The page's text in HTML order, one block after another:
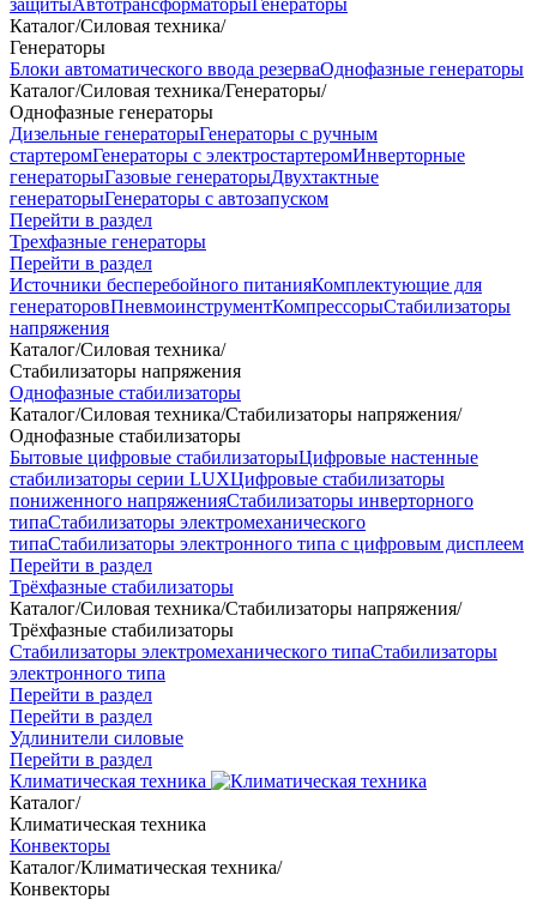
защитыАвтотрансформаторыГенераторы
Каталог/Силовая техника/
Генераторы
Блоки автоматического ввода резерваОднофазные генераторы
Каталог/Силовая техника/Генераторы/
Однофазные генераторы
Дизельные генераторыГенераторы с ручным
стартеромГенераторы с электростартеромИнверторные
генераторыГазовые генераторыДвухтактные
генераторыГенераторы с автозапуском
Перейти в раздел
Трехфазные генераторы
Перейти в раздел
Источники бесперебойного питанияКомплектующие для
генераторовПневмоинструментКомпрессорыСтабилизаторы
напряжения
Каталог/Силовая техника/
Стабилизаторы напряжения
Однофазные стабилизаторы
Каталог/Силовая техника/Стабилизаторы напряжения/
Однофазные стабилизаторы
Бытовые цифровые стабилизаторыЦифровые настенные
стабилизаторы серии LUXЦифровые стабилизаторы
пониженного напряженияСтабилизаторы инверторного
типаСтабилизаторы электромеханического
типаСтабилизаторы электронного типа с цифровым дисплеем
Перейти в раздел
Трёхфазные стабилизаторы
Каталог/Силовая техника/Стабилизаторы напряжения/
Трёхфазные стабилизаторы
Стабилизаторы электромеханического типаСтабилизаторы
электронного типа
Перейти в раздел
Перейти в раздел
Удлинители силовые
Перейти в раздел
Климатическая техника
Каталог/
Климатическая техника
Конвекторы
Каталог/Климатическая техника/
Конвекторы